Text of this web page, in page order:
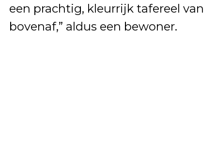
een prachtig, kleurrijk tafereel van
bovenaf,” aldus een bewoner.